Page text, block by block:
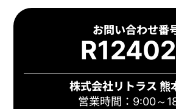
お問い合わせ番
株式会社リトラス 熊
営業時間：9:00～